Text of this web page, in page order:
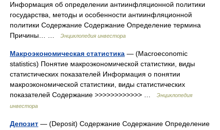
Информация об определении антиинфляционной политики
государства, методы и особенности антиинфляционной
политики Содержание Содержание Определение термина
Причины… …
Энциклопедия инвестора
Макроэкономическая статистика — (Macroeconomic
statistics) Понятие макроэкономической статистики, виды
статистических показателей Информация о понятии
макроэкономической статистики, виды статистических
показателей Содержание >>>>>>>>>>>> …
Энциклопедия
инвестора
Депозит — (Deposit) Содержание Содержание Определение